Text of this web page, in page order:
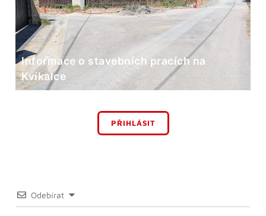
Informace o stavebních pracích na
Kvíkalce
PŘIHLÁSIT
Odebírat